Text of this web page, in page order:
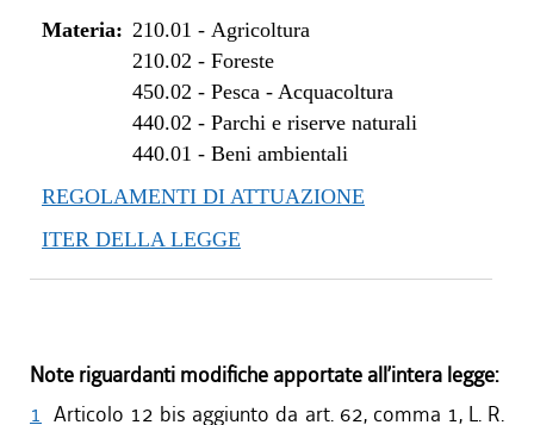
Materia: 210.01 - Agricoltura
210.02 - Foreste
450.02 - Pesca - Acquacoltura
440.02 - Parchi e riserve naturali
440.01 - Beni ambientali
REGOLAMENTI DI ATTUAZIONE
ITER DELLA LEGGE
Note riguardanti modifiche apportate all’intera legge:
1 Articolo 12 bis aggiunto da art. 62, comma 1, L. R.